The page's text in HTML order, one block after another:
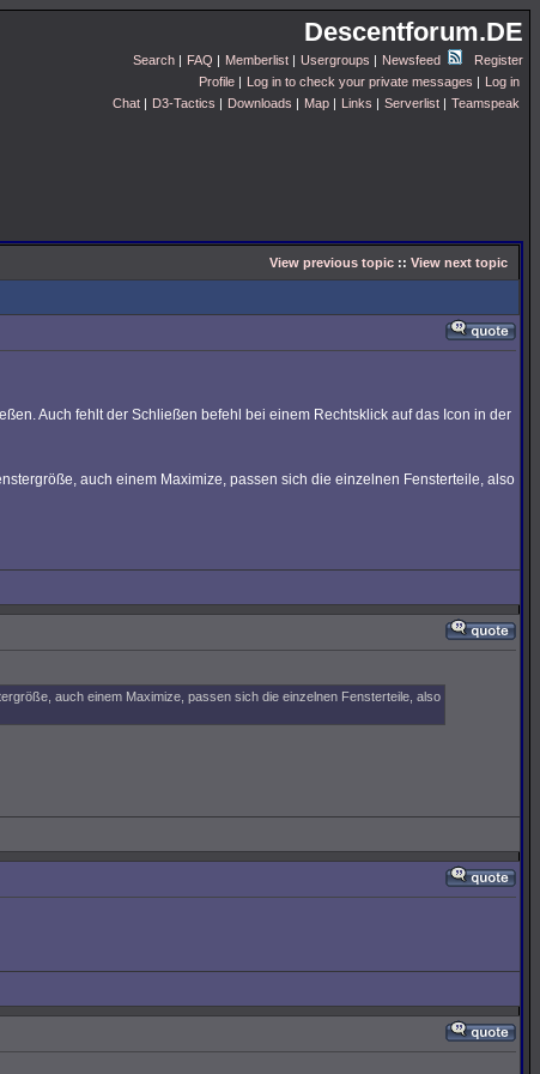
Descentforum.DE
Search | FAQ | Memberlist | Usergroups | Newsfeed
Register
Profile | Log in to check your private messages | Log in
Chat | D3-Tactics | Downloads | Map | Links | Serverlist | Teamspeak
View previous topic :: View next topic
Auch fehlt der Schließen befehl bei einem Rechtsklick auf das Icon in der
auch einem Maximize, passen sich die einzelnen Fensterteile, also
auch einem Maximize, passen sich die einzelnen Fensterteile, also